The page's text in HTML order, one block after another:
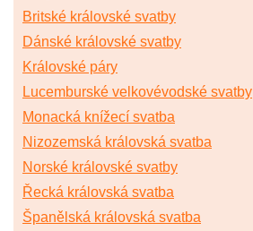
Britské královské svatby
Dánské královské svatby
Královské páry
Lucemburské velkovévodské svatby
Monacká knížecí svatba
Nizozemská královská svatba
Norské královské svatby
Řecká královská svatba
Španělská královská svatba